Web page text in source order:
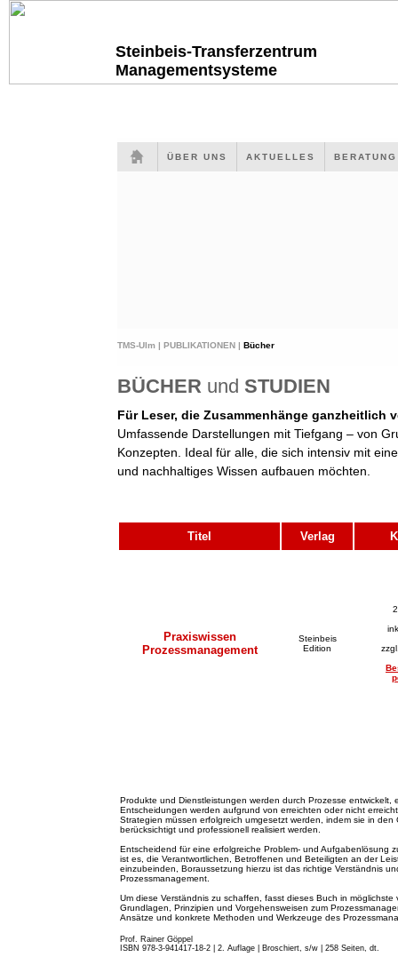
Steinbeis-Transferzentrum
Managementsysteme
ÜBER UNS AKTUELLES
TMS-Ulm | PUBLIKATIONEN | Bücher
BÜCHER und STUDIEN
Für Leser, die Zusammenhänge ganzheitlich
Umfassende Darstellungen mit Tiefgang – von
Konzepten. Ideal für alle, die sich intensiv mit
und nachhaltiges Wissen aufbauen möchten.
Titel Verlag
Praxiswissen
Prozessmanagement
Steinbeis
Edition
Produkte und Dienstleistungen werden durch Prozesse entwickelt,
Entscheidungen werden aufgrund von erreichten oder nicht
Strategien müssen erfolgreich umgesetzt werden, indem sie in
berücksichtigt und professionell realisiert werden.
Entscheidend für eine erfolgreiche Problem- und Aufgabenlösung
ist es, die Verantwortlichen, Betroffenen und Beteiligten an der
einzubeinden, Boraussetzung hierzu ist das richtige Verständnis
Prozessmanagement.
Um diese Verständnis zu schaffen, fasst dieses Buch in möglichste
Grundlagen, Prinzipien und Vorgehensweisen zum
Ansätze und konkrete Methoden und Werkzeuge des
Prof. Rainer Göppel
ISBN 978-3-941417-18-2 | 2. Auflage Broschiert, s/w | 258 Seiten, dt.